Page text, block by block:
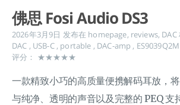
佛思 Fosi Audio DS3
2026年3月9日 发布在 homepage, reviews, DAC
DAC , USB-C , portable , DAC-amp , ES9039Q2M
评分： ★★★★★
一款精致小巧的高质量便携解码耳放，
与纯净、透明的声音以及完整的 PEQ 支